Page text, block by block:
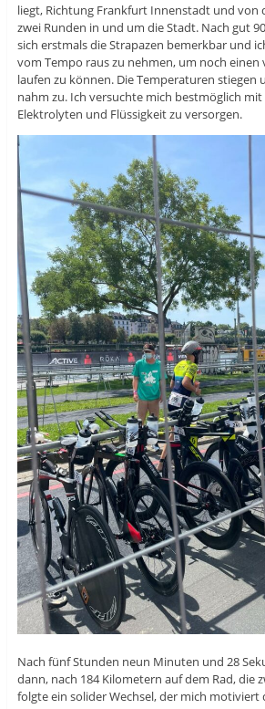
liegt, Richtung Frankfurt Innenstadt und von
zwei Runden in und um die Stadt. Nach gut
sich erstmals die Strapazen bemerkbar und
vom Tempo raus zu nehmen, um noch
laufen zu können. Die Temperaturen stiegen
nahm zu. Ich versuchte mich bestmöglich
Elektrolyten und Flüssigkeit zu versorgen.
Nach fünf Stunden neun Minuten und 28
dann, nach 184 Kilometern auf dem Rad, die
folgte ein solider Wechsel, der mich motiviert